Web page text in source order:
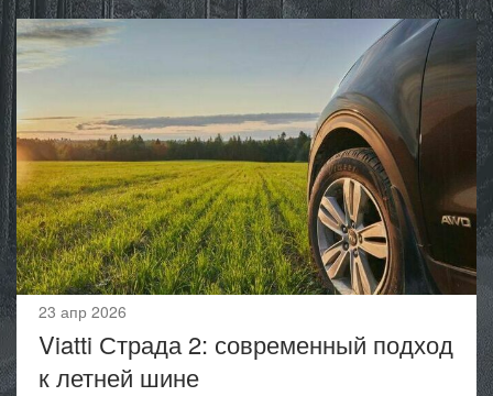
23 апр 2026
Viatti Страда 2: современный подход
к летней шине